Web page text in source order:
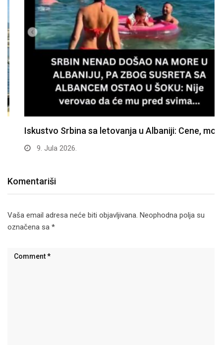
Iskustvo Srbina sa letovanja u Albaniji: Cene, more…
9. Jula 2026.
Komentariši
Vaša email adresa neće biti objavljivana. Neophodna polja su
označena sa *